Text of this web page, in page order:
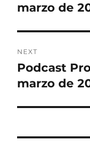
post:
marzo de
NEXT
Next
post:
Podcast
marzo de